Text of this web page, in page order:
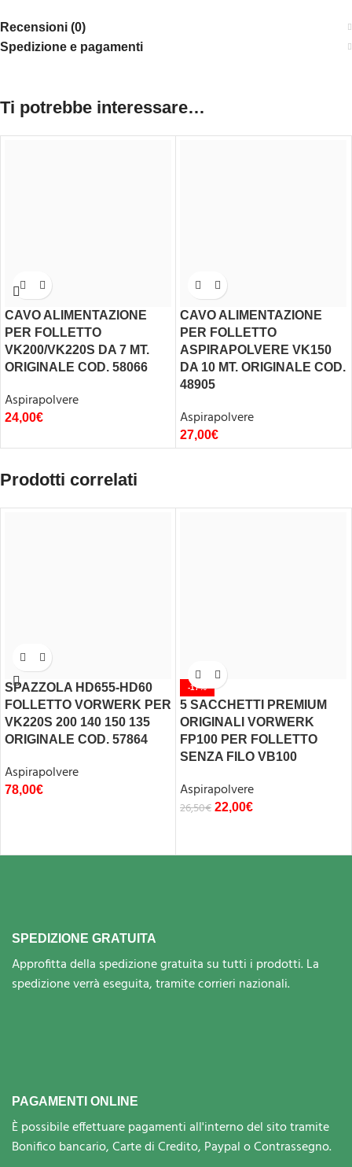
Recensioni (0)
Spedizione e pagamenti
Ti potrebbe interessare…
CAVO ALIMENTAZIONE
PER FOLLETTO
VK200/VK220S DA 7 MT.
ORIGINALE COD. 58066
Aspirapolvere
24,00€
CAVO ALIMENTAZIONE
PER FOLLETTO
ASPIRAPOLVERE VK150
DA 10 MT. ORIGINALE COD.
48905
Aspirapolvere
27,00€
Prodotti correlati
SPAZZOLA HD655-HD60
FOLLETTO VORWERK PER
VK220S 200 140 150 135
ORIGINALE COD. 57864
Aspirapolvere
78,00€
-17%
5 SACCHETTI PREMIUM
ORIGINALI VORWERK
FP100 PER FOLLETTO
SENZA FILO VB100
Aspirapolvere
26,50€ 22,00€
SPEDIZIONE GRATUITA
Approfitta della spedizione gratuita su tutti i prodotti. La
spedizione verrà eseguita, tramite corrieri nazionali.
PAGAMENTI ONLINE
È possibile effettuare pagamenti all'interno del sito tramite
Bonifico bancario, Carte di Credito, Paypal o Contrassegno.